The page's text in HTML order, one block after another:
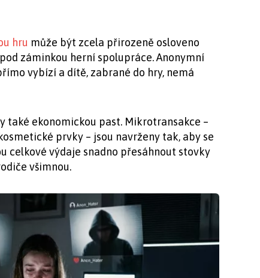
hru může být zcela přirozeně osloveno
záminkou herní spolupráce. Anonymní
vybízí a dítě, zabrané do hry, nemá
také ekonomickou past. Mikrotransakce –
prvky – jsou navrženy tak, aby se
celkové výdaje snadno přesáhnout stovky
všimnou.